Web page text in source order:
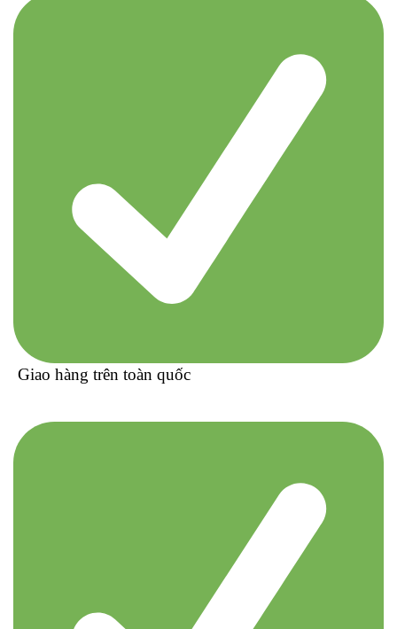
Giao hàng trên toàn quốc